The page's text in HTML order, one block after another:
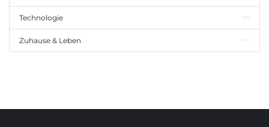
Technologie
Zuhause & Leben